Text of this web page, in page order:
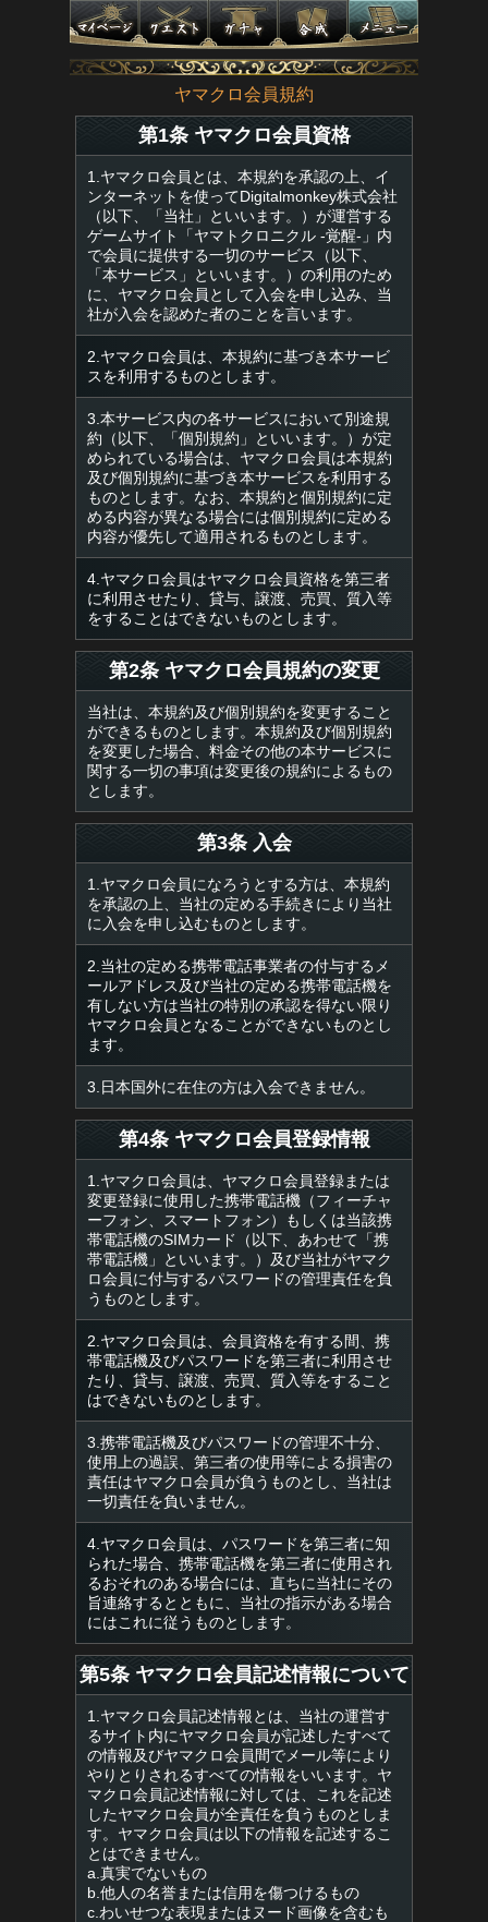
ヤマクロ会員規約
第1条 ヤマクロ会員資格
1.ヤマクロ会員とは、本規約を承認の上、イ
ンターネットを使ってDigitalmonkey株式会社
（以下、「当社」といいます。）が運営する
ゲームサイト「ヤマトクロニクル -覚醒-」内
で会員に提供する一切のサービス（以下、
「本サービス」といいます。）の利用のため
に、ヤマクロ会員として入会を申し込み、当
社が入会を認めた者のことを言います。
2.ヤマクロ会員は、本規約に基づき本サービ
スを利用するものとします。
3.本サービス内の各サービスにおいて別途規
約（以下、「個別規約」といいます。）が定
められている場合は、ヤマクロ会員は本規約
及び個別規約に基づき本サービスを利用する
ものとします。なお、本規約と個別規約に定
める内容が異なる場合には個別規約に定める
内容が優先して適用されるものとします。
4.ヤマクロ会員はヤマクロ会員資格を第三者
に利用させたり、貸与、譲渡、売買、質入等
をすることはできないものとします。
第2条 ヤマクロ会員規約の変更
当社は、本規約及び個別規約を変更すること
ができるものとします。本規約及び個別規約
を変更した場合、料金その他の本サービスに
関する一切の事項は変更後の規約によるもの
とします。
第3条 入会
1.ヤマクロ会員になろうとする方は、本規約
を承認の上、当社の定める手続きにより当社
に入会を申し込むものとします。
2.当社の定める携帯電話事業者の付与するメ
ールアドレス及び当社の定める携帯電話機を
有しない方は当社の特別の承認を得ない限り
ヤマクロ会員となることができないものとし
ます。
3.日本国外に在住の方は入会できません。
第4条 ヤマクロ会員登録情報
1.ヤマクロ会員は、ヤマクロ会員登録または
変更登録に使用した携帯電話機（フィーチャ
ーフォン、スマートフォン）もしくは当該携
帯電話機のSIMカード（以下、あわせて「携
帯電話機」といいます。）及び当社がヤマク
ロ会員に付与するパスワードの管理責任を負
うものとします。
2.ヤマクロ会員は、会員資格を有する間、携
帯電話機及びパスワードを第三者に利用させ
たり、貸与、譲渡、売買、質入等をすること
はできないものとします。
3.携帯電話機及びパスワードの管理不十分、
使用上の過誤、第三者の使用等による損害の
責任はヤマクロ会員が負うものとし、当社は
一切責任を負いません。
4.ヤマクロ会員は、パスワードを第三者に知
られた場合、携帯電話機を第三者に使用され
るおそれのある場合には、直ちに当社にその
旨連絡するとともに、当社の指示がある場合
にはこれに従うものとします。
第5条 ヤマクロ会員記述情報について
1.ヤマクロ会員記述情報とは、当社の運営す
るサイト内にヤマクロ会員が記述したすべて
の情報及びヤマクロ会員間でメール等により
やりとりされるすべての情報をいいます。ヤ
マクロ会員記述情報に対しては、これを記述
したヤマクロ会員が全責任を負うものとしま
す。ヤマクロ会員は以下の情報を記述するこ
とはできません。
a.真実でないもの
b.他人の名誉または信用を傷つけるもの
c.わいせつな表現またはヌード画像を含むも